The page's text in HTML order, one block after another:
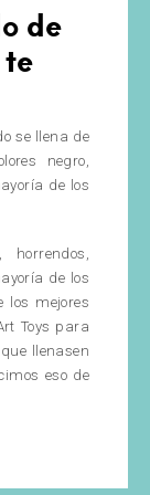
de
se llena de
negro,
de los
horrendos,
de los
los mejores
Toys para
llenasen
eso de